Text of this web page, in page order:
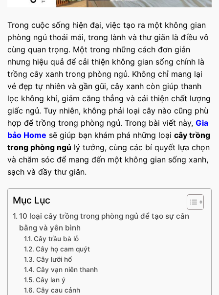
Trong cuộc sống hiện đại, việc tạo ra một không gian
phòng ngủ thoải mái, trong lành và thư giãn là điều vô
cùng quan trọng. Một trong những cách đơn giản
nhưng hiệu quả để cải thiện không gian sống chính là
trồng cây xanh trong phòng ngủ. Không chỉ mang lại
vẻ đẹp tự nhiên và gần gũi, cây xanh còn giúp thanh
lọc không khí, giảm căng thẳng và cải thiện chất lượng
giấc ngủ. Tuy nhiên, không phải loại cây nào cũng phù
hợp để trồng trong phòng ngủ. Trong bài viết này, Gia
bảo Home sẽ giúp bạn khám phá những loại cây trồng
trong phòng ngủ lý tưởng, cùng các bí quyết lựa chọn
và chăm sóc để mang đến một không gian sống xanh,
sạch và đầy thư giãn.
Mục Lục
10 loại cây trồng trong phòng ngủ để tạo sự cân
bằng và yên bình
Cây trầu bà lỗ
Cây họ cam quýt
Cây lưỡi hổ
Cây vạn niên thanh
Cây lan ý
Cây cau cảnh